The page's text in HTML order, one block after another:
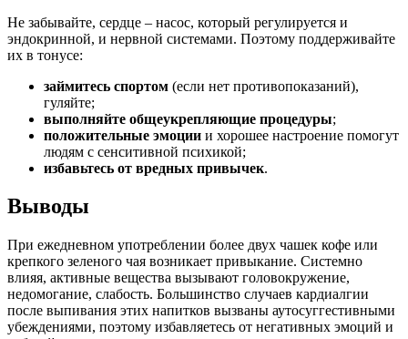
Не забывайте, сердце – насос, который регулируется и
эндокринной, и нервной системами. Поэтому поддерживайте
их в тонусе:
займитесь спортом (если нет противопоказаний),
гуляйте;
выполняйте общеукрепляющие процедуры;
положительные эмоции и хорошее настроение помогут
людям с сенситивной психикой;
избавьтесь от вредных привычек.
Выводы
При ежедневном употреблении более двух чашек кофе или
крепкого зеленого чая возникает привыкание. Системно
влияя, активные вещества вызывают головокружение,
недомогание, слабость. Большинство случаев кардиалгии
после выпивания этих напитков вызваны аутосуггестивными
убеждениями, поэтому избавляетесь от негативных эмоций и